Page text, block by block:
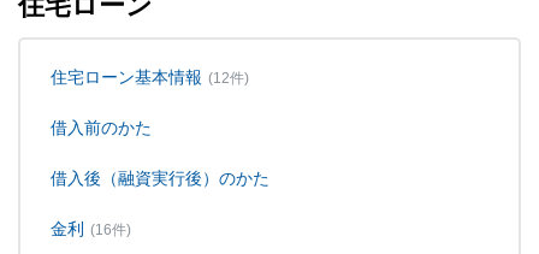
住宅ローン基本情報 (12件)
借入前のかた
借入後（融資実行後）のかた
金利 (16件)